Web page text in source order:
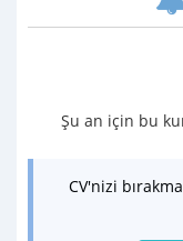
Şu an için bu
CV'nizi